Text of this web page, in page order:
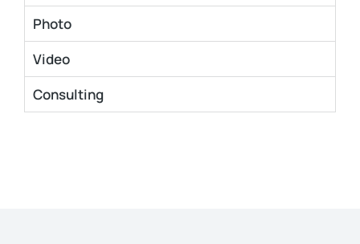
Photo
Video
Consulting